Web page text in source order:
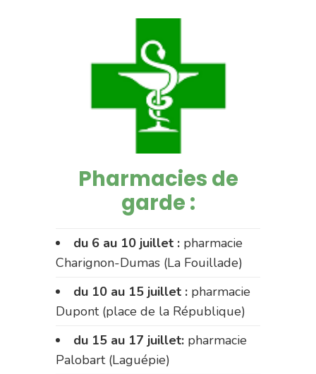
Pharmacies de
garde :
du 6 au 10 juillet : pharmacie
Charignon-Dumas (La Fouillade)
du 10 au 15 juillet : pharmacie
Dupont (place de la République)
du 15 au 17 juillet: pharmacie
Palobart (Laguépie)